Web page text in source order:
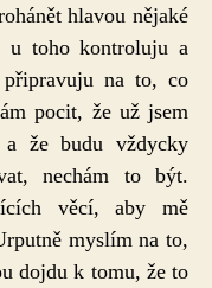
hlavou nějaké
u toho kontroluju a
na to, co
pocit, že už jsem
že budu vždycky
nechám to být.
věcí, aby mě
myslím na to,
dojdu k tomu, že to